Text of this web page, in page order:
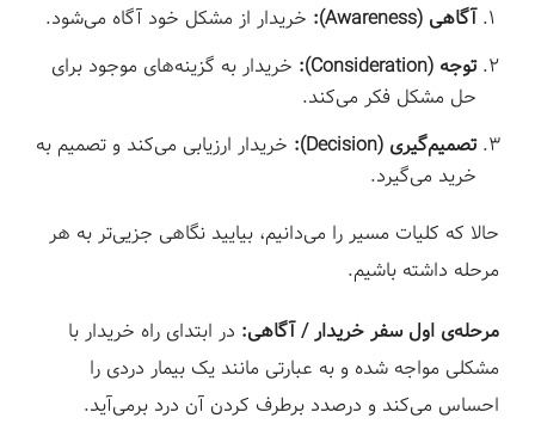
آگاهی (Awareness):
خریدار از مشکل خود آگاه می‌شود.
توجه (Consideration):
خریدار به گزینه‌های موجود برای
حل مشکل فکر می‌کند.
تصمیم‌گیری (Decision):
خریدار ارزیابی می‌کند و تصمیم به
خرید می‌گیرد.
حالا که کلیات مسیر را می‌دانیم، بیایید نگاهی جزیی‌تر به هر
مرحله داشته باشیم.
مرحله‌ی اول سفر خریدار / آگاهی: در ابتدای راه خریدار با
مشکلی مواجه شده و به عبارتی مانند یک بیمار دردی را
احساس می‌کند و درصدد برطرف کردن آن درد برمی‌آید.